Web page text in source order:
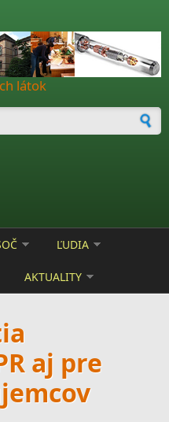
látok
ĽUDIA
AKTUALITY
aj pre